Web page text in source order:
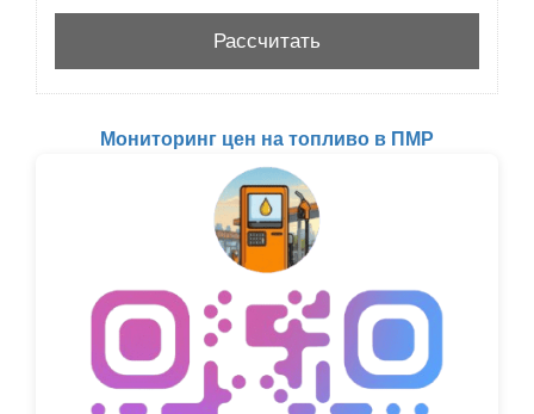
Мониторинг цен на топливо в ПМР